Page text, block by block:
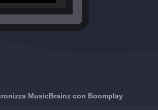
MusicBrainz con Boomplay